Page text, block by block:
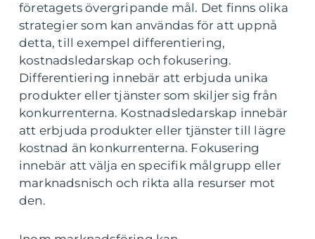
företagets övergripande mål. Det finns olika
strategier som kan användas för att uppnå
detta, till exempel differentiering,
kostnadsledarskap och fokusering.
Differentiering innebär att erbjuda unika
produkter eller tjänster som skiljer sig från
konkurrenterna. Kostnadsledarskap innebär
att erbjuda produkter eller tjänster till lägre
kostnad än konkurrenterna. Fokusering
innebär att välja en specifik målgrupp eller
marknadsnisch och rikta alla resurser mot
den.